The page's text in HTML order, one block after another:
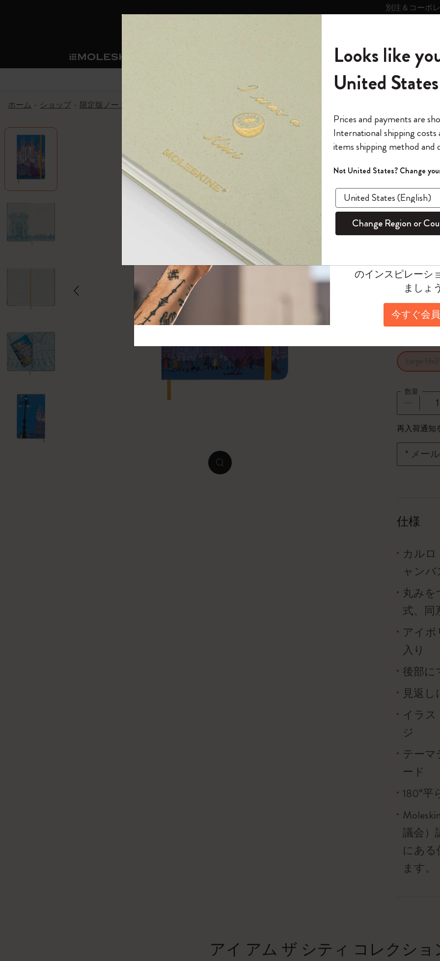
別注＆コーポ
ショ
ノートブック
ノートブック
The Original Notebook
ミニノートブックチャーム
カイエ ＆ ジャーナル
セット
パッションジャーナル
スチューデントカイエジャーナル
サブカテゴリ
ダイアリー
パーソナル・ダイアリー
12カ月ダイアリー
15ヶ月プランナー
ウィークリープランナー
デイリープランナー
マンスリープランナー
ライフプランナー・コレクション
アカデミック・プランナー
モレスキンスマート
サブカテゴリ
すべて見る
スマートライティング・システム
モレスキンスマートスマートとは
アプリ・サービス
ライティングツール
サブカテゴリ
モレスキンスマート
Blackwing x モレスキン
Kaweco x モレスキン
ペン & ペンシル
限定版ノートブック
Reframe サングラス
ムーミン コレクション
キム・ジョンギコレクション
「Alice's Adventures in Wonderland」コレ
『ロード・オブ・ザ・リング』コレク
カラーパターン ノートブック
サクラコレクション
馬年コレクション
ISSEY MIYAKE | モレスキン のコレク
ション
キム・ジョンギコレクション
Impressions of Impressionism コレクショ
ン
カサ・バトリョ 限定版コレクション
ゴッホ美術館
すべて見る
バックパック
限定版バックパック
Shopper paper – made Collection
アートを愛する方への贈り物
プロフェッショナルへの贈り物
ミニマリストへの贈り物
マキシマリストへの贈り物
健康を愛する方への贈り物です
趣味を愛する方へのギフト
サブカテゴリ
カントリー・テーマ・ピンズ・コレク
ション
サブカテゴリ
プライドをいつも胸に
Mardi Mercredi × モレスキン
スマートライティング・シス
サブカテゴリ
スマートライティング・システム
スマートノートブック
スマートダイアリー
モレスキンスマートスマート
アプリ・サービス
サブカテゴリ
Notes
モレスキン Journal
モレスキン Planner
パーソナライズサ
ービス
サブカテゴリ
カスタムダイアリー
カスタムノートブック
和紙テープ
ミニノートブックチャーム
別注＆コーポレートギフト
リー
の世界
サブカテゴリ
モレスキンメンバーシップ
我々の歴史
モレスキンのマニフェスト
ペンと紙の力
持続可能な創造性
今すぐメンバー登録
ウェルカムオファー: 次回のご購入時に10% オフと送料無料
通常特典: パーソナライズの2冊ご購入で1冊無料
バースデー特典: 1回限りの割引（1ヶ月有効）
先行プレビュー: 新作コレクションへの先行アクセス
伝説的なお得情報: 会員限定の特別サプライズ
セールへの早期アクセス: お得な情報をいち早くチェック
モレスキン限定イベント: 優先アクセス
返品期間の延長: 1ヶ月間
モレスキンの世界
*メールアドレス
*パスワード
このデバイスで情
ログイン
6,500円以上のご購入で送料無料
ホーム ショップ 限定版ノートブック アイ アム ザ シティ コレクション I am the City Notebook
zoom.cta
I am
ラージ、
¥ 5,280
選
* 選択
Select a layout
横罫
数量
数量が1
再入荷通知
* メー
仕様
カル
ャン
丸み
式、同
アイボ
入り
後部に
見返
イラ
ジ
テー
ード
180°
議会）
にあ
ます。
アイ アム ザ シティ コレクショ
モレスキンの世
今すぐ会員登録
「WELCOME10」
回注文が10%オフ
ます。セール・ア
適用
のインスピレーシ
ましょ
今すぐ会
Looks like
United States
Prices and payments are
International shipping costs
items shipping method and
Not United States? Change
Change Region or